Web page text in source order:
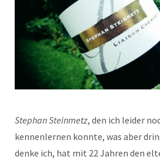
Stephan Steinmetz, den ich leider
kennenlernen konnte, was aber
denke ich, hat mit 22 Jahren den